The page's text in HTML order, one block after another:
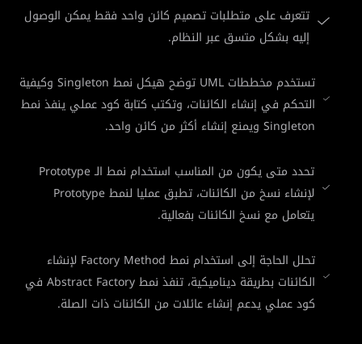
تتعرف على متطلبات تصميم كائن واحد فقط يمكن الوصول
إليه بشكل متسق عبر النظام.
تستخدم مخططات UML توضح هيكل نمط Singleton وكيفية
التحكم في إنشاء الكائنات، وتكتب كتابة كود عملي ينفذ نمط
Singleton ويمنع إنشاء أكثر من كائن واحد.
تحدد متى يكون من المناسب استخدام نمط الـ Prototype
لإنشاء نسخ من الكائنات، تطبق عمليا لنمط Prototype
يتعامل مع نسخ الكائنات بفعالية.
تحلل الحاجة إلى استخدام نمط Factory Method لإنشاء
الكائنات بطريقة ديناميكية، تنفذ نمط Abstract Factory في
كود عملي يدعم إنشاء عائلات من الكائنات ذات الصلة.